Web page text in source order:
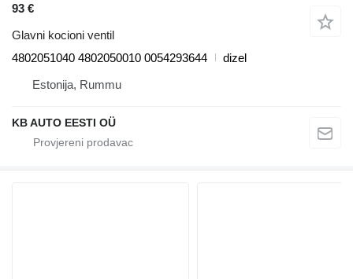
93 €
Glavni kocioni ventil
4802051040 4802050010 0054293644
dizel
Estonija, Rummu
KB AUTO EESTI OÜ